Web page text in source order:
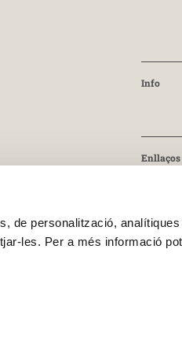
de personalització,
les. Per a més informació
Info
Enllaços
Certificat